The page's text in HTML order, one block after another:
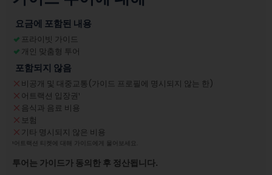
요금에 포함된 내용
프라이빗 가이드
개인 맞춤형 투어
포함되지 않음
비공개 및 대중교통(가이드 프로필에 명시되지 않는 한)
어트랙션 입장권¹
음식과 음료 비용
보험
기타 명시되지 않은 비용
¹어트랙션 티켓에 대해 가이드에게 물어보세요.
투어는 가이드가 동의한 후 정산됩니다.